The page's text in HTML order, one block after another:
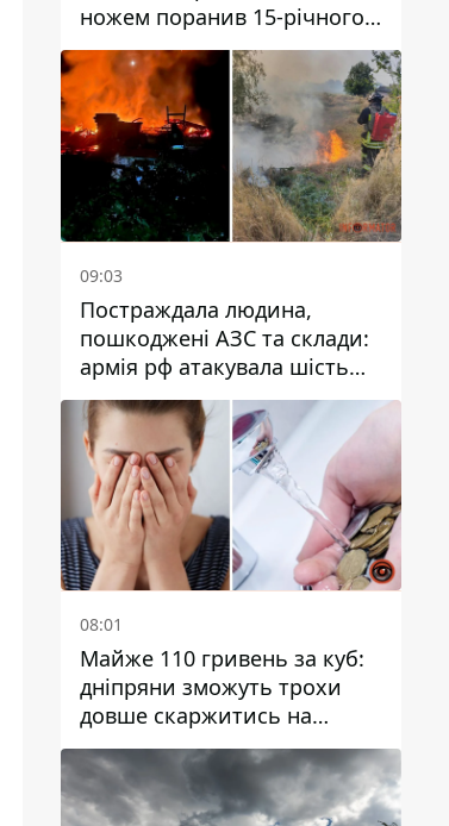
ножем поранив 15-річного
хлопця
09:03
Постраждала людина,
пошкоджені АЗС та склади:
армія рф атакувала шість
районів Дніпропетровської
області
08:01
Майже 110 гривень за куб:
дніпряни зможуть трохи
довше скаржитись на
заплановані тарифи на воду
на 2027 рік